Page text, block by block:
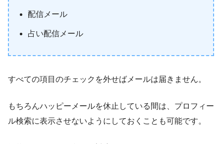
配信メール
占い配信メール
すべての項目のチェックを外せばメールは届きません。
もちろんハッピーメールを休止している間は、プロフィー
ル検索に表示させないようにしておくことも可能です。